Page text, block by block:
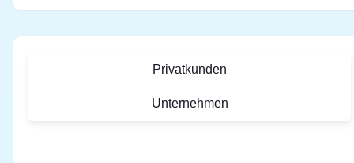
Privatkunden
Unternehmen